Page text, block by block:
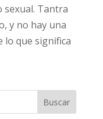
sexual. Tantra
y no hay una
lo que significa